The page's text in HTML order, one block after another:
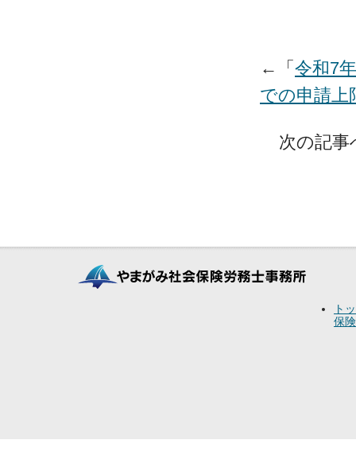
←「 令和7
での申請上
次の記事
ト
保